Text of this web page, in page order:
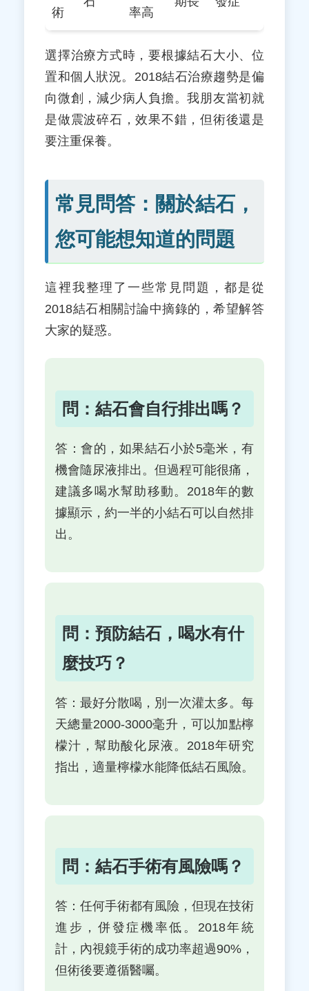
術
率高
選擇治療方式時，要根據結石大小、位
置和個人狀況。2018結石治療趨勢是偏
向微創，減少病人負擔。我朋友當初就
是做震波碎石，效果不錯，但術後還是
要注重保養。
常見問答：關於結石，
您可能想知道的問題
這裡我整理了一些常見問題，都是從
2018結石相關討論中摘錄的，希望解答
大家的疑惑。
問：結石會自行排出嗎？
答：會的，如果結石小於5毫米，有
機會隨尿液排出。但過程可能很痛，
建議多喝水幫助移動。2018年的數
據顯示，約一半的小結石可以自然排
出。
問：預防結石，喝水有什
麼技巧？
答：最好分散喝，別一次灌太多。每
天總量2000-3000毫升，可以加點檸
檬汁，幫助酸化尿液。2018年研究
指出，適量檸檬水能降低結石風險。
問：結石手術有風險嗎？
答：任何手術都有風險，但現在技術
進步，併發症機率低。2018年統
計，內視鏡手術的成功率超過90%，
但術後要遵循醫囑。